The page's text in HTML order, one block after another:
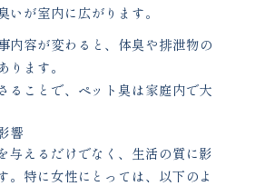
が室内に広がります。
内容が変わると、体臭や排泄物の
ます。
ることで、ペット臭は家庭内で大
響
与えるだけでなく、生活の質に影
。特に女性にとっては、以下のよ